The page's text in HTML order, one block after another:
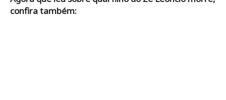
confira também: